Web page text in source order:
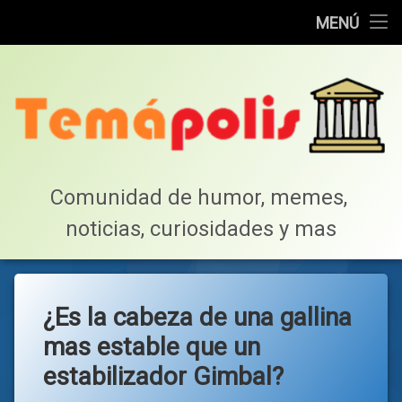
MENÚ
Lista de Megapost
Tabla de puntos
Comunidad de humor, memes,
noticias, curiosidades y mas
¿Es la cabeza de una gallina
mas estable que un
estabilizador Gimbal?